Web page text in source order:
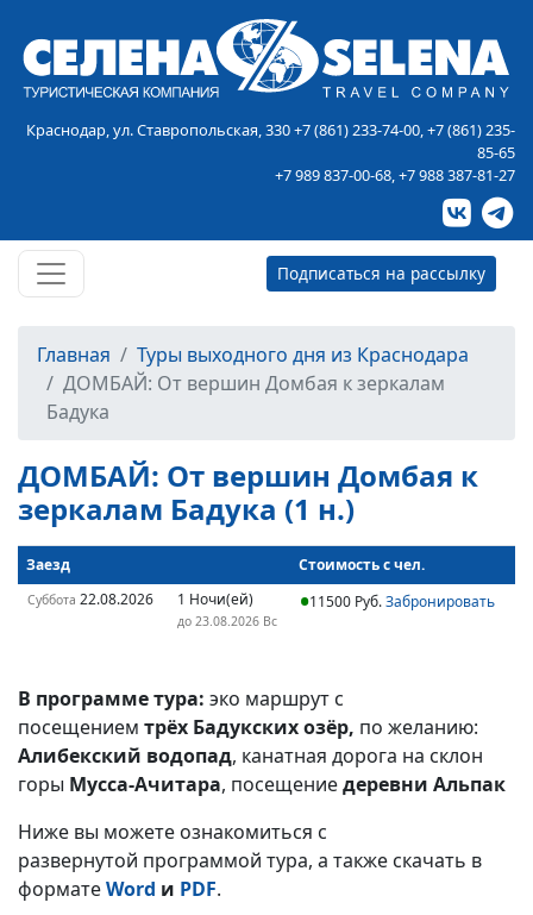
Краснодар, ул. Ставропольская, 330+7 (861) 233-74-00 +7 (861) 235-
85-65
+7 989 837-00-68 +7 988 387-81-27
Подписаться на рассылку
Главная
Туры выходного дня из Краснодара
ДОМБАЙ: От вершин Домбая к зеркалам
Бадука
ДОМБАЙ: От вершин Домбая к
зеркалам Бадука (1 н.)
Заезд Стоимость с чел.
Суббота 22.08.2026 1 Ночи(ей)
до 23.08.2026 Вс
11500 Руб.Забронировать
В программе тура: эко маршрут с
посещением трёх Бадукских озёр, по желанию:
Алибекский водопад, канатная дорога на склон
горы Мусса-Ачитара, посещениедеревни Альпак
Ниже вы можете ознакомиться с
развернутой программой тура, а также скачать в
форматеWord и PDF.